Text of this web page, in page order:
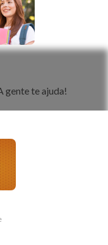
gente te ajuda!